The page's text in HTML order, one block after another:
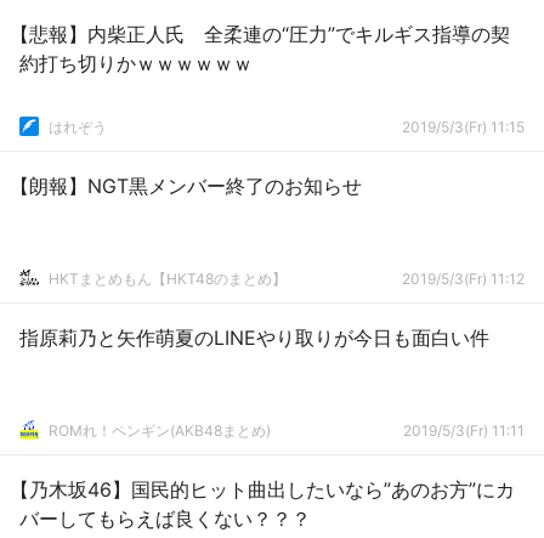
【悲報】内柴正人氏 全柔連の“圧力”でキルギス指導の契
約打ち切りかｗｗｗｗｗｗ
はれぞう 2019/5/3(Fr) 11:15
【朗報】NGT黒メンバー終了のお知らせ
HKTまとめもん【HKT48のまとめ】 2019/5/3(Fr) 11:12
指原莉乃と矢作萌夏のLINEやり取りが今日も面白い件
ROMれ！ペンギン(AKB48まとめ) 2019/5/3(Fr) 11:11
【乃木坂46】国民的ヒット曲出したいなら”あのお方”にカ
バーしてもらえば良くない？？？